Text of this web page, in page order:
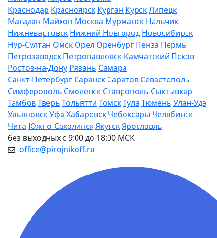
Краснодар Красноярск Курган КурскЛипецк
Магадан Майкоп Москва Мурманск Нальчик
Нижневартовск Нижний Новгород Новосибирск
Нур-Султан Омск Орел Оренбург Пенза Пермь
Петрозаводск Петропавловск-Камчатский Псков
Ростов-на-Дону Рязань Самара
Санкт-Петербург Саранск Саратов Севастополь
Симферополь Смоленск Ставрополь Сыктывкар
ТамбовТверь Тольятти ТомскТула Тюмень Улан-Удэ
УльяновскУфа Хабаровск Чебоксары Челябинск
Чита Южно-СахалинскЯкутскЯрославль
без выходных с 9:00 до 18:00 МСК
office@pirojnikoff.ru